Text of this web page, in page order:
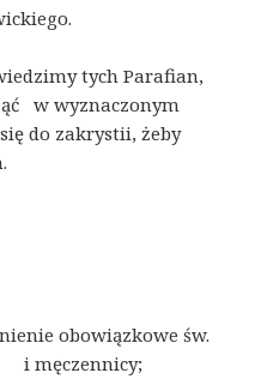
tych Parafian,
w wyznaczonym
do zakrystii, żeby
obowiązkowe św.